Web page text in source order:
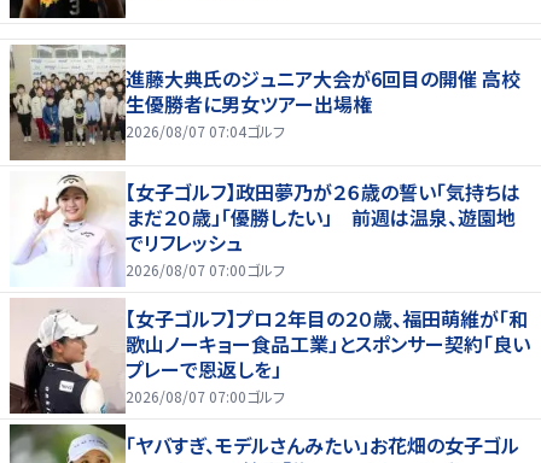
進藤大典氏のジュニア大会が6回目の開催 高校
生優勝者に男女ツアー出場権
2026/08/07 07:04ゴルフ
【女子ゴルフ】政田夢乃が２６歳の誓い「気持ちは
まだ２０歳」「優勝したい」 前週は温泉、遊園地
でリフレッシュ
2026/08/07 07:00ゴルフ
【女子ゴルフ】プロ２年目の２０歳、福田萌維が「和
歌山ノーキョー食品工業」とスポンサー契約「良い
プレーで恩返しを」
2026/08/07 07:00ゴルフ
「ヤバすぎ、モデルさんみたい」お花畑の女子ゴル